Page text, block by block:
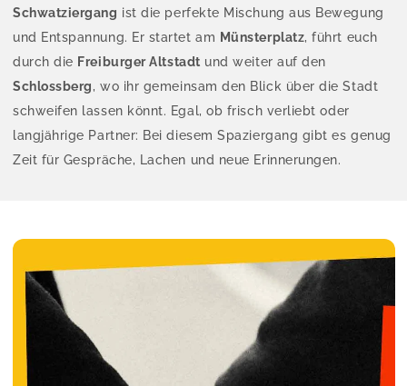
Schwatziergang ist die perfekte Mischung aus Bewegung
und Entspannung. Er startet am Münsterplatz, führt euch
durch die Freiburger Altstadt und weiter auf den
Schlossberg, wo ihr gemeinsam den Blick über die Stadt
schweifen lassen könnt. Egal, ob frisch verliebt oder
langjährige Partner: Bei diesem Spaziergang gibt es genug
Zeit für Gespräche, Lachen und neue Erinnerungen.